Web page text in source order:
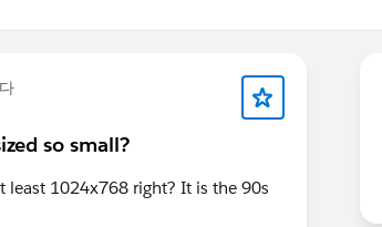
so small?
least 1024x768 right? It is the 90s